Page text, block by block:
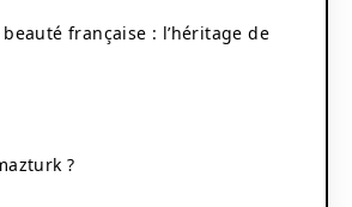
française : l’héritage de
?